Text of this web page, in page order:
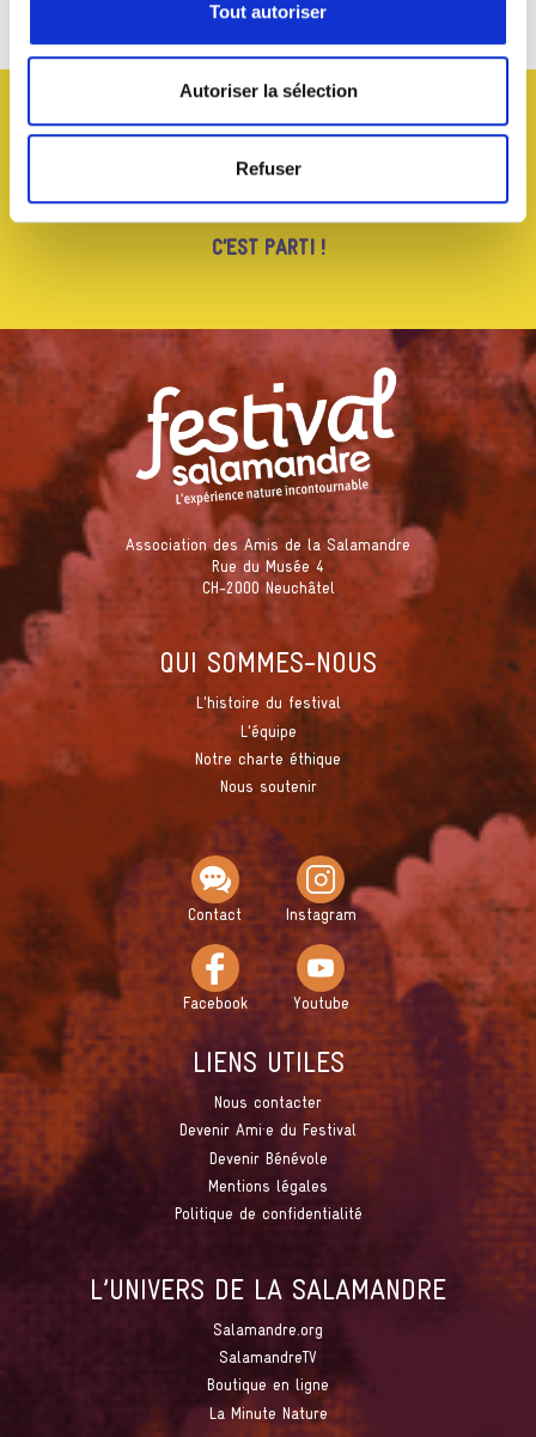
Tout autoriser
Autoriser la sélection
Refuser
Haut de page
JE M’ABONNE À LA NEWSLETTER !
Association des Amis de la Salamandre
Rue du Musée 4
CH-2000 Neuchâtel
QUI SOMMES-NOUS
L'histoire du festival
L'équipe
Notre charte éthique
Nous soutenir
Contact Instagram
Facebook Youtube
LIENS UTILES
Nous contacter
Devenir Ami·e du Festival
Devenir Bénévole
Mentions légales
Politique de confidentialité
L’UNIVERS DE LA SALAMANDRE
Salamandre.org
SalamandreTV
Boutique en ligne
La Minute Nature